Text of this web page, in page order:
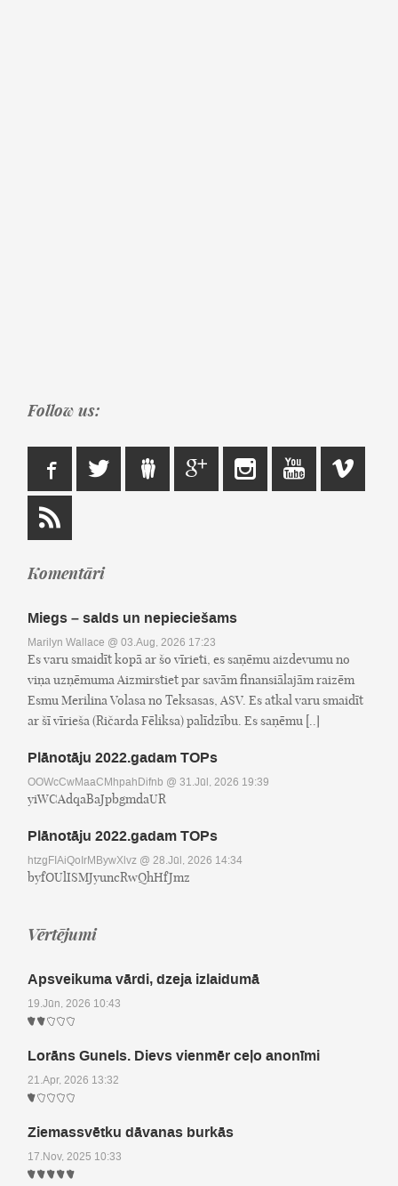
Follow us:
Komentāri
Miegs – salds un nepieciešams
Marilyn Wallace @ 03.Aug, 2026 17:23
Es varu smaidīt kopā ar šo vīrieti, es saņēmu aizdevumu no
viņa uzņēmuma Aizmirstiet par savām finansiālajām raizēm
Esmu Merilina Volasa no Teksasas, ASV. Es atkal varu smaidīt
ar šī vīrieša (Ričarda Fēliksa) palīdzību. Es saņēmu [..]
Plānotāju 2022.gadam TOPs
OOWcCwMaaCMhpahDifnb @ 31.Jūl, 2026 19:39
yiWCAdqaBaJpbgmdaUR
Plānotāju 2022.gadam TOPs
htzgFIAiQoIrMBywXlvz @ 28.Jūl, 2026 14:34
byfOUlISMJyuncRwQhHfJmz
Vērtējumi
Apsveikuma vārdi, dzeja izlaidumā
19.Jūn, 2026 10:43
Lorāns Gunels. Dievs vienmēr ceļo anonīmi
21.Apr, 2026 13:32
Ziemassvētku dāvanas burkās
17.Nov, 2025 10:33